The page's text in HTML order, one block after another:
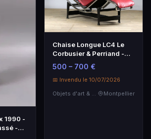
1990 -
-
Chaise Longue LC4 Le
Corbusier & Perriand -
Cuir Lie-de-Vin
500 – 700 €
📅 Invendu le 10/07/2026
Montpellier